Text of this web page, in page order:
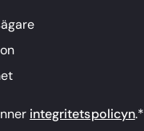
integritetspolicyn.*